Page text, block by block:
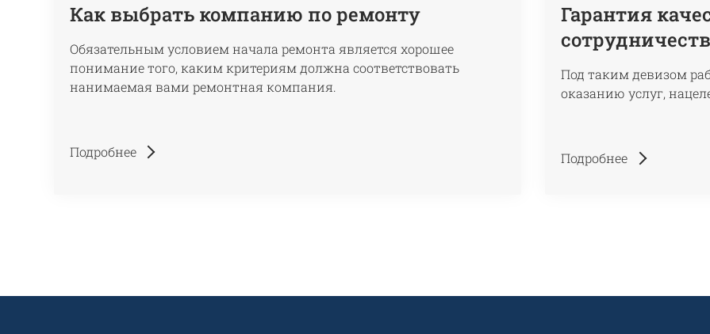
Как выбрать компанию по ремонту
Обязательным условием начала ремонта является хорошее
понимание того, каким критериям должна соответствовать
нанимаемая вами ремонтная компания.
Подробнее
Гарантия
Под таким девизом
оказанию услуг,
Подробнее